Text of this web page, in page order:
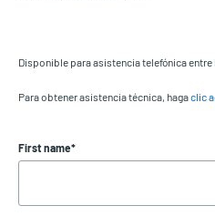
Disponible para asistencia telefónica entre
Para obtener asistencia técnica, hagaclic
First name*